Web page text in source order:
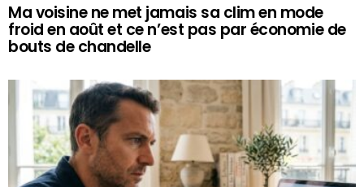
Ma voisine ne met jamais sa clim en mode
froid en août et ce n’est pas par économie de
bouts de chandelle